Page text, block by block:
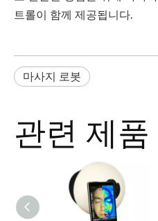
트롤이 함께 제공됩니다.
마사지 로봇
관련 제품